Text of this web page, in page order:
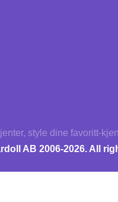
style dine favoritt-
AB 2006-2026. All